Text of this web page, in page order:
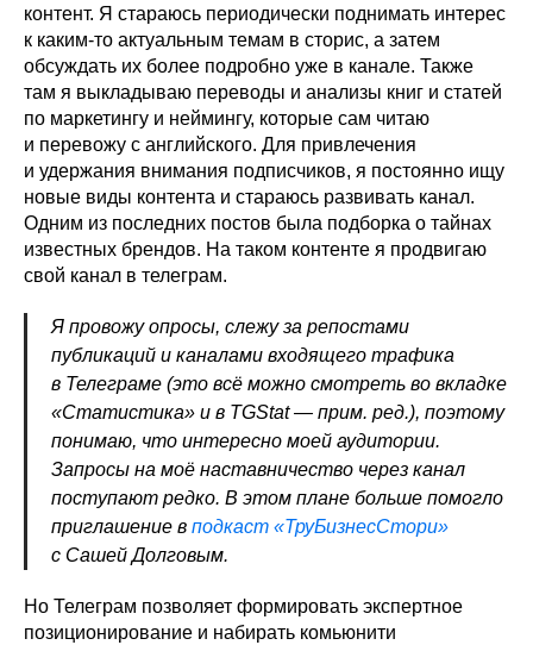
контент. Я стараюсь периодически поднимать интерес
к каким-то актуальным темам в сторис, а затем
обсуждать их более подробно уже в канале. Также
там я выкладываю переводы и анализы книг и статей
по маркетингу и неймингу, которые сам читаю
и перевожу с английского. Для привлечения
и удержания внимания подписчиков, я постоянно ищу
новые виды контента и стараюсь развивать канал.
Одним из последних постов была подборка о тайнах
известных брендов. На таком контенте я продвигаю
свой канал в телеграм.
Я провожу опросы, слежу за репостами
публикаций и каналами входящего трафика
в Телеграме (это всё можно смотреть во вкладке
«Статистика» и в TGStat — прим. ред.), поэтому
понимаю, что интересно моей аудитории.
Запросы на моё наставничество через канал
поступают редко. В этом плане больше помогло
приглашение в подкаст «ТруБизнесСтори»
с Сашей Долговым.
Но Телеграм позволяет формировать экспертное
позиционирование и набирать комьюнити